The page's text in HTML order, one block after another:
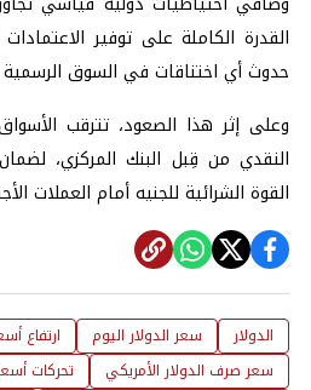
القدرة الكاملة على توفير
حدوث أي اختناقات في السوق الرسمية
وعلى إثر هذا الصعود، تترقب
النقدي من قِبل البنك المركزي،
القوة الشرائية للجنيه أمام العملات
الدولار سعر الدولار اليوم
ارتفاع
سعر صرف الدولار الأمريكي
تحركات